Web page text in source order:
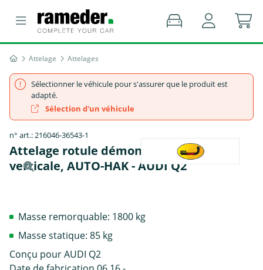
Attelage Attelages
Sélectionner le véhicule pour s'assurer que le produit est
adapté.
Sélection d'un véhicule
n° art.: 216046-36543-1
Attelage rotule démontable sans outil
verticale, AUTO-HAK - AUDI Q2
Masse remorquable: 1800 kg
Masse statique: 85 kg
Conçu pour AUDI Q2